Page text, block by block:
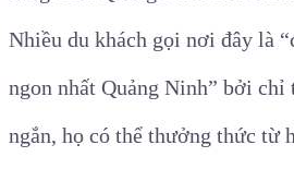
Nhiều du khách gọi nơi đây là
ngon nhất Quảng Ninh” bởi
ngắn, họ có thể thưởng thức từ